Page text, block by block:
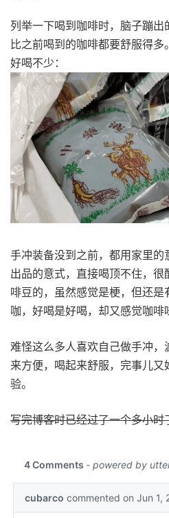
列举一下喝到咖啡时，脑子蹦出
比之前喝到的咖啡都要舒服得
好喝不少：
手冲装备没到之前，都用家里
出品的意式，直接喝顶不住，
啡豆的，虽然感觉是梗，但还
咖，好喝是好喝，却又感觉咖啡
难怪这么多人喜欢自己做手冲
来方便，喝起来舒服，完事儿
验。
写完博客时已经过了一个多小